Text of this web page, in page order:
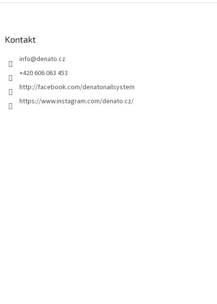
Kontakt
info@denato.cz
+420 606 063 453
http://facebook.com/denatonailsystem
https://www.instagram.com/denato.cz/